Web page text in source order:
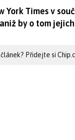
York Times v
by o tom
Přidejte si